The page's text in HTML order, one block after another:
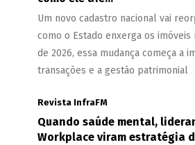
Um novo cadastro nacional vai
como o Estado enxerga os
de 2026, essa mudança começa a
transações e a gestão patrimonial
Revista InfraFM
Quando saúde mental,
Workplace viram estratégia